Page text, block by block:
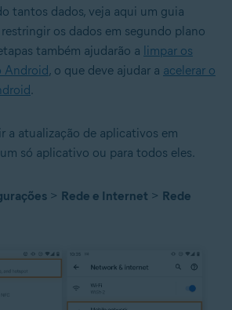
tantos dados, veja aqui um guia
os dados em segundo plano
também ajudarão a limpar os
Android, o que deve ajudar a acelerar o
.
a atualização de aplicativos em
só aplicativo ou para todos eles.
> Rede e Internet > Rede